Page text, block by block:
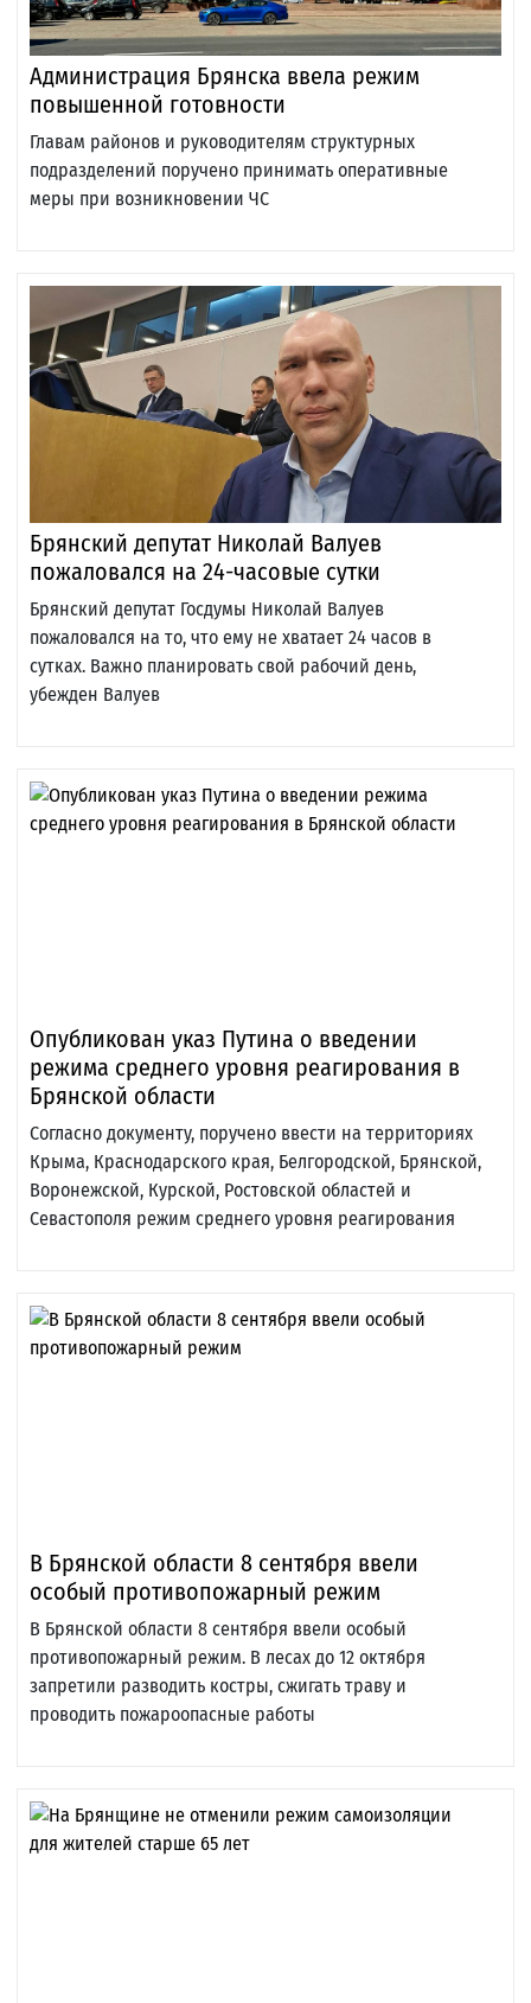
Администрация Брянска ввела режим
повышенной готовности
Главам районов и руководителям структурных
подразделений поручено принимать оперативные
меры при возникновении ЧС
Брянский депутат Николай Валуев
пожаловался на 24-часовые сутки
Брянский депутат Госдумы Николай Валуев
пожаловался на то, что ему не хватает 24 часов в
сутках. Важно планировать свой рабочий день,
убежден Валуев
Опубликован указ Путина о введении
режима среднего уровня реагирования в
Брянской области
Согласно документу, поручено ввести на территориях
Крыма, Краснодарского края, Белгородской, Брянской,
Воронежской, Курской, Ростовской областей и
Севастополя режим среднего уровня реагирования
В Брянской области 8 сентября ввели
особый противопожарный режим
В Брянской области 8 сентября ввели особый
противопожарный режим. В лесах до 12 октября
запретили разводить костры, сжигать траву и
проводить пожароопасные работы